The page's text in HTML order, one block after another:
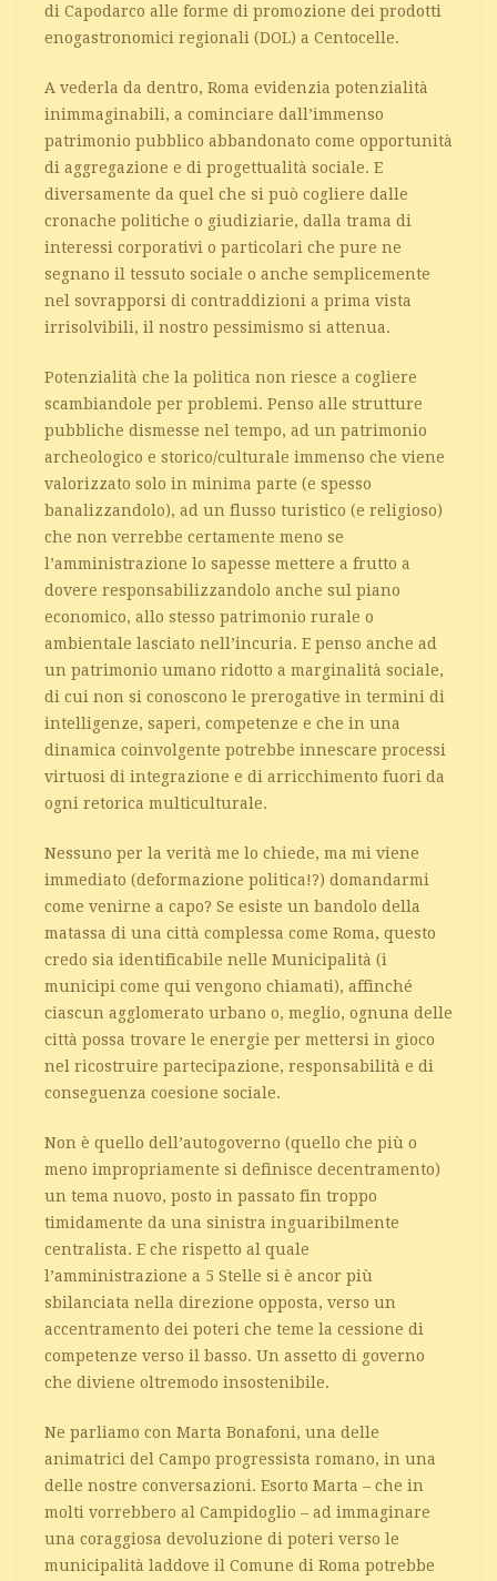
di Capodarco alle forme di promozione dei prodotti
enogastronomici regionali (DOL) a Centocelle.
A vederla da dentro, Roma evidenzia potenzialità
inimmaginabili, a cominciare dall’immenso
patrimonio pubblico abbandonato come opportunità
di aggregazione e di progettualità sociale. E
diversamente da quel che si può cogliere dalle
cronache politiche o giudiziarie, dalla trama di
interessi corporativi o particolari che pure ne
segnano il tessuto sociale o anche semplicemente
nel sovrapporsi di contraddizioni a prima vista
irrisolvibili, il nostro pessimismo si attenua.
Potenzialità che la politica non riesce a cogliere
scambiandole per problemi. Penso alle strutture
pubbliche dismesse nel tempo, ad un patrimonio
archeologico e storico/culturale immenso che viene
valorizzato solo in minima parte (e spesso
banalizzandolo), ad un flusso turistico (e religioso)
che non verrebbe certamente meno se
l’amministrazione lo sapesse mettere a frutto a
dovere responsabilizzandolo anche sul piano
economico, allo stesso patrimonio rurale o
ambientale lasciato nell’incuria. E penso anche ad
un patrimonio umano ridotto a marginalità sociale,
di cui non si conoscono le prerogative in termini di
intelligenze, saperi, competenze e che in una
dinamica coinvolgente potrebbe innescare processi
virtuosi di integrazione e di arricchimento fuori da
ogni retorica multiculturale.
Nessuno per la verità me lo chiede, ma mi viene
immediato (deformazione politica!?) domandarmi
come venirne a capo? Se esiste un bandolo della
matassa di una città complessa come Roma, questo
credo sia identificabile nelle Municipalità (i
municipi come qui vengono chiamati), affinché
ciascun agglomerato urbano o, meglio, ognuna delle
città possa trovare le energie per mettersi in gioco
nel ricostruire partecipazione, responsabilità e di
conseguenza coesione sociale.
Non è quello dell’autogoverno (quello che più o
meno impropriamente si definisce decentramento)
un tema nuovo, posto in passato fin troppo
timidamente da una sinistra inguaribilmente
centralista. E che rispetto al quale
l’amministrazione a 5 Stelle si è ancor più
sbilanciata nella direzione opposta, verso un
accentramento dei poteri che teme la cessione di
competenze verso il basso. Un assetto di governo
che diviene oltremodo insostenibile.
Ne parliamo con Marta Bonafoni, una delle
animatrici del Campo progressista romano, in una
delle nostre conversazioni. Esorto Marta – che in
molti vorrebbero al Campidoglio – ad immaginare
una coraggiosa devoluzione di poteri verso le
municipalità laddove il Comune di Roma potrebbe